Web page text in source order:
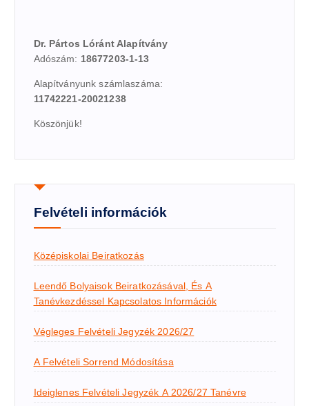
Dr. Pártos Lóránt Alapítvány
Adószám: 18677203-1-13
Alapítványunk számlaszáma:
11742221-20021238
Köszönjük!
Felvételi információk
Középiskolai Beiratkozás
Leendő Bolyaisok Beiratkozásával, És A
Tanévkezdéssel Kapcsolatos Információk
Végleges Felvételi Jegyzék 2026/27
A Felvételi Sorrend Módosítása
Ideiglenes Felvételi Jegyzék A 2026/27 Tanévre